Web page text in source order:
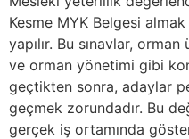
Kesme MYK Belgesi
yapılır. Bu sınavlar,
ve orman yönetimi gibi
geçtikten sonra, adaylar
geçmek zorundadır. Bu
gerçek iş ortamında